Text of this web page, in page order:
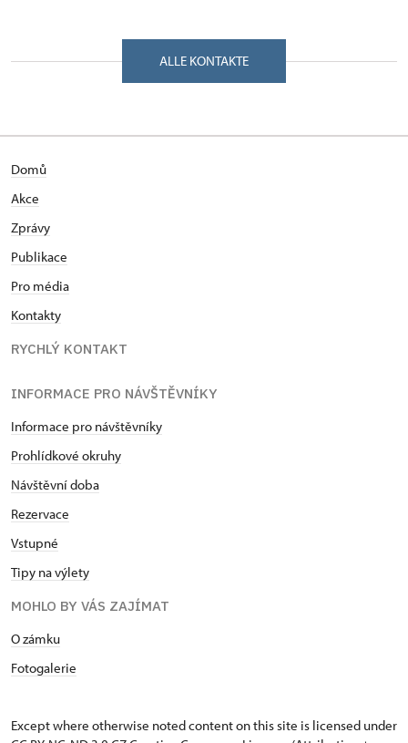
ALLE KONTAKTE
Domů
Akce
Zprávy
Publikace
Pro média
Kontakty
RYCHLÝ KONTAKT
INFORMACE PRO NÁVŠTĚVNÍKY
Informace pro návštěvníky
Prohlídkové okruhy
Návštěvní doba
Rezervace
Vstupné
Tipy na výlety
MOHLO BY VÁS ZAJÍMAT
O zámku
Fotogalerie
Except where otherwise noted content on this site is licensed under